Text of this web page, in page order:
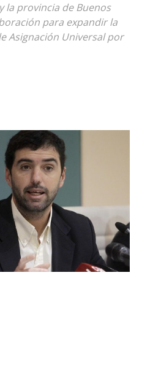
la provincia de Buenos
para expandir la
Asignación Universal por